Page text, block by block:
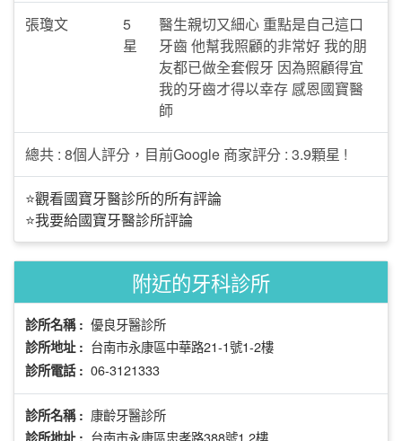
張瓊文
5
星
醫生親切又細心 重點是自己這口
牙齒 他幫我照顧的非常好 我的朋
友都已做全套假牙 因為照顧得宜
我的牙齒才得以幸存 感恩國寶醫
師
總共 : 8個人評分，目前Google 商家評分 : 3.9顆星 !
⭐觀看國寶牙醫診所的所有評論
⭐我要給國寶牙醫診所評論
附近的牙科診所
診所名稱 : 優良牙醫診所
診所地址 : 台南市永康區中華路21-1號1-2樓
診所電話 : 06-3121333
診所名稱 : 康齡牙醫診所